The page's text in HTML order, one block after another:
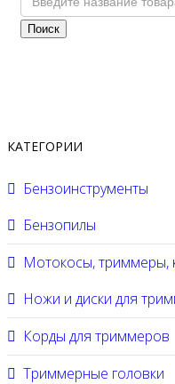
Поиск
КАТЕГОРИИ
Бензоинструменты
Бензопилы
Мотокосы, триммеры,
Ножи и диски для
Корды для триммеров
Триммерные головки